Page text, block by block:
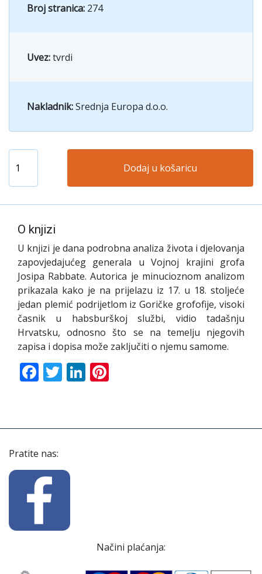
Broj stranica: 274
Uvez:tvrdi
Nakladnik:Srednja Europa d.o.o.
Dodaj u košaricu
O knjizi
U knjizi je dana podrobna analiza života i djelovanja
zapovjedajućeg generala u Vojnoj krajini grofa
Josipa Rabbate. Autorica je minucioznom analizom
prikazala kako je na prijelazu iz 17. u 18. stoljeće
jedan plemić podrijetlom iz Goričke grofofije, visoki
časnik u habsburškoj službi, vidio tadašnju
Hrvatsku, odnosno što se na temelju njegovih
zapisa i dopisa može zaključiti o njemu samome.
Facebook
TwitterLinkedIn
Pratite nas:
Načini plaćanja: